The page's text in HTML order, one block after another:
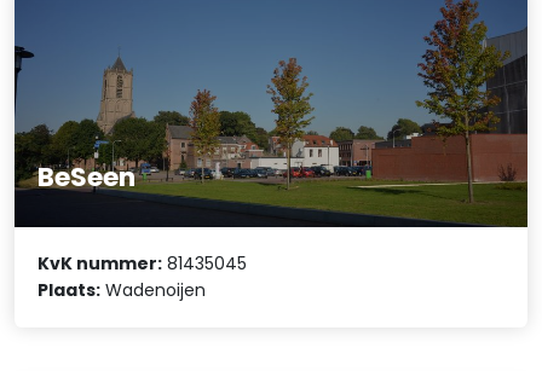
BeSeen
KvK nummer: 81435045
Plaats: Wadenoijen